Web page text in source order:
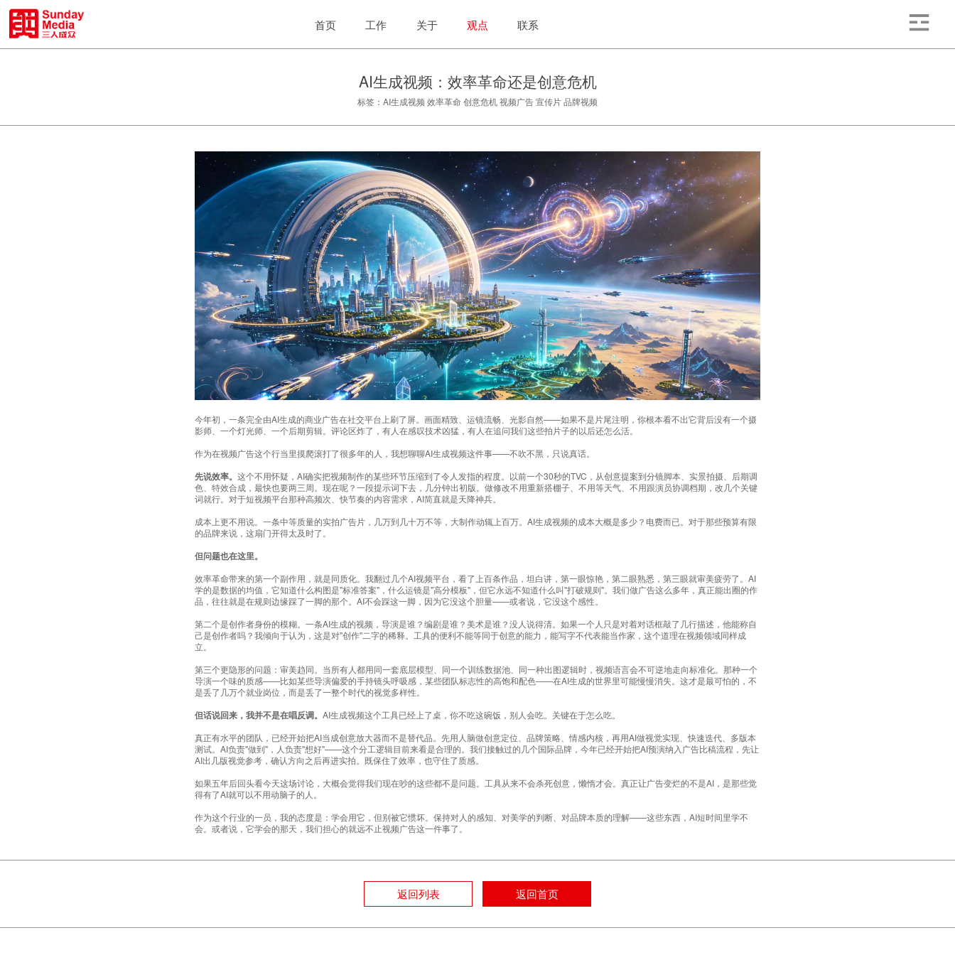
首页 工作 关于 观点 联系
AI生成视频：效率革命还是创意危机
标签：AI生成视频 效率革命 创意危机 视频广告 宣传片 品牌视频
今年初，一条完全由AI生成的商业广告在社交平台上刷了屏。画面精致、运镜流畅、光影自然——如果不是片尾注明，你根本看不出它背后没有一个摄
影师、一个灯光师、一个后期剪辑。评论区炸了，有人在感叹技术凶猛，有人在追问我们这些拍片子的以后还怎么活。
作为在视频广告这个行当里摸爬滚打了很多年的人，我想聊聊AI生成视频这件事——不吹不黑，只说真话。
先说效率。 这个不用怀疑，AI确实把视频制作的某些环节压缩到了令人发指的程度。以前一个30秒的TVC，从创意提案到分镜脚本、实景拍摄、后期调
色、特效合成，最快也要两三周。现在呢？一段提示词下去，几分钟出初版。做修改不用重新搭棚子、不用等天气、不用跟演员协调档期，改几个关键
词就行。对于短视频平台那种高频次、快节奏的内容需求，AI简直就是天降神兵。
成本上更不用说。一条中等质量的实拍广告片，几万到几十万不等，大制作动辄上百万。AI生成视频的成本大概是多少？电费而已。对于那些预算有限
的品牌来说，这扇门开得太及时了。
但问题也在这里。
效率革命带来的第一个副作用，就是同质化。我翻过几个AI视频平台，看了上百条作品，坦白讲，第一眼惊艳，第二眼熟悉，第三眼就审美疲劳了。AI
学的是数据的均值，它知道什么构图是"标准答案"，什么运镜是"高分模板"，但它永远不知道什么叫"打破规则"。我们做广告这么多年，真正能出圈的作
品，往往就是在规则边缘踩了一脚的那个。AI不会踩这一脚，因为它没这个胆量——或者说，它没这个感性。
第二个是创作者身份的模糊。一条AI生成的视频，导演是谁？编剧是谁？美术是谁？没人说得清。如果一个人只是对着对话框敲了几行描述，他能称自
己是创作者吗？我倾向于认为，这是对"创作"二字的稀释。工具的便利不能等同于创意的能力，能写字不代表能当作家，这个道理在视频领域同样成
立。
第三个更隐形的问题：审美趋同。当所有人都用同一套底层模型、同一个训练数据池、同一种出图逻辑时，视频语言会不可逆地走向标准化。那种一个
导演一个味的质感——比如某些导演偏爱的手持镜头呼吸感，某些团队标志性的高饱和配色——在AI生成的世界里可能慢慢消失。这才是最可怕的，不
是丢了几万个就业岗位，而是丢了一整个时代的视觉多样性。
但话说回来，我并不是在唱反调。 AI生成视频这个工具已经上了桌，你不吃这碗饭，别人会吃。关键在于怎么吃。
真正有水平的团队，已经开始把AI当成创意放大器而不是替代品。先用人脑做创意定位、品牌策略、情感内核，再用AI做视觉实现、快速迭代、多版本
测试。AI负责"做到"，人负责"想好"——这个分工逻辑目前来看是合理的。我们接触过的几个国际品牌，今年已经开始把AI预演纳入广告比稿流程，先让
AI出几版视觉参考，确认方向之后再进实拍。既保住了效率，也守住了质感。
如果五年后回头看今天这场讨论，大概会觉得我们现在吵的这些都不是问题。工具从来不会杀死创意，懒惰才会。真正让广告变烂的不是AI，是那些觉
得有了AI就可以不用动脑子的人。
作为这个行业的一员，我的态度是：学会用它，但别被它惯坏。保持对人的感知、对美学的判断、对品牌本质的理解——这些东西，AI短时间里学不
会。或者说，它学会的那天，我们担心的就远不止视频广告这一件事了。
返回列表 返回首页